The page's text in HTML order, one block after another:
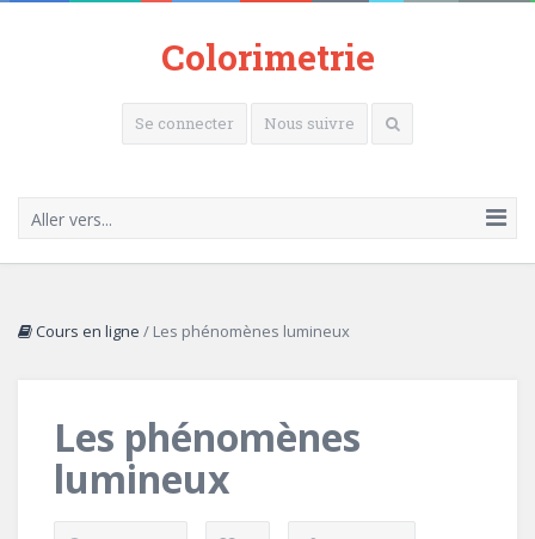
Colorimetrie
Se connecter Nous suivre
Aller vers...
Cours en ligne / Les phénomènes lumineux
Les phénomènes
lumineux